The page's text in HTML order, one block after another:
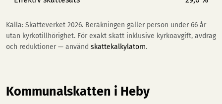
Källa: Skatteverket 2026. Beräkningen gäller person under 66 år
utan kyrkotillhörighet. För exakt skatt inklusive kyrkoavgift, avdrag
och reduktioner — använd skattekalkylatorn.
Kommunalskatten i Heby